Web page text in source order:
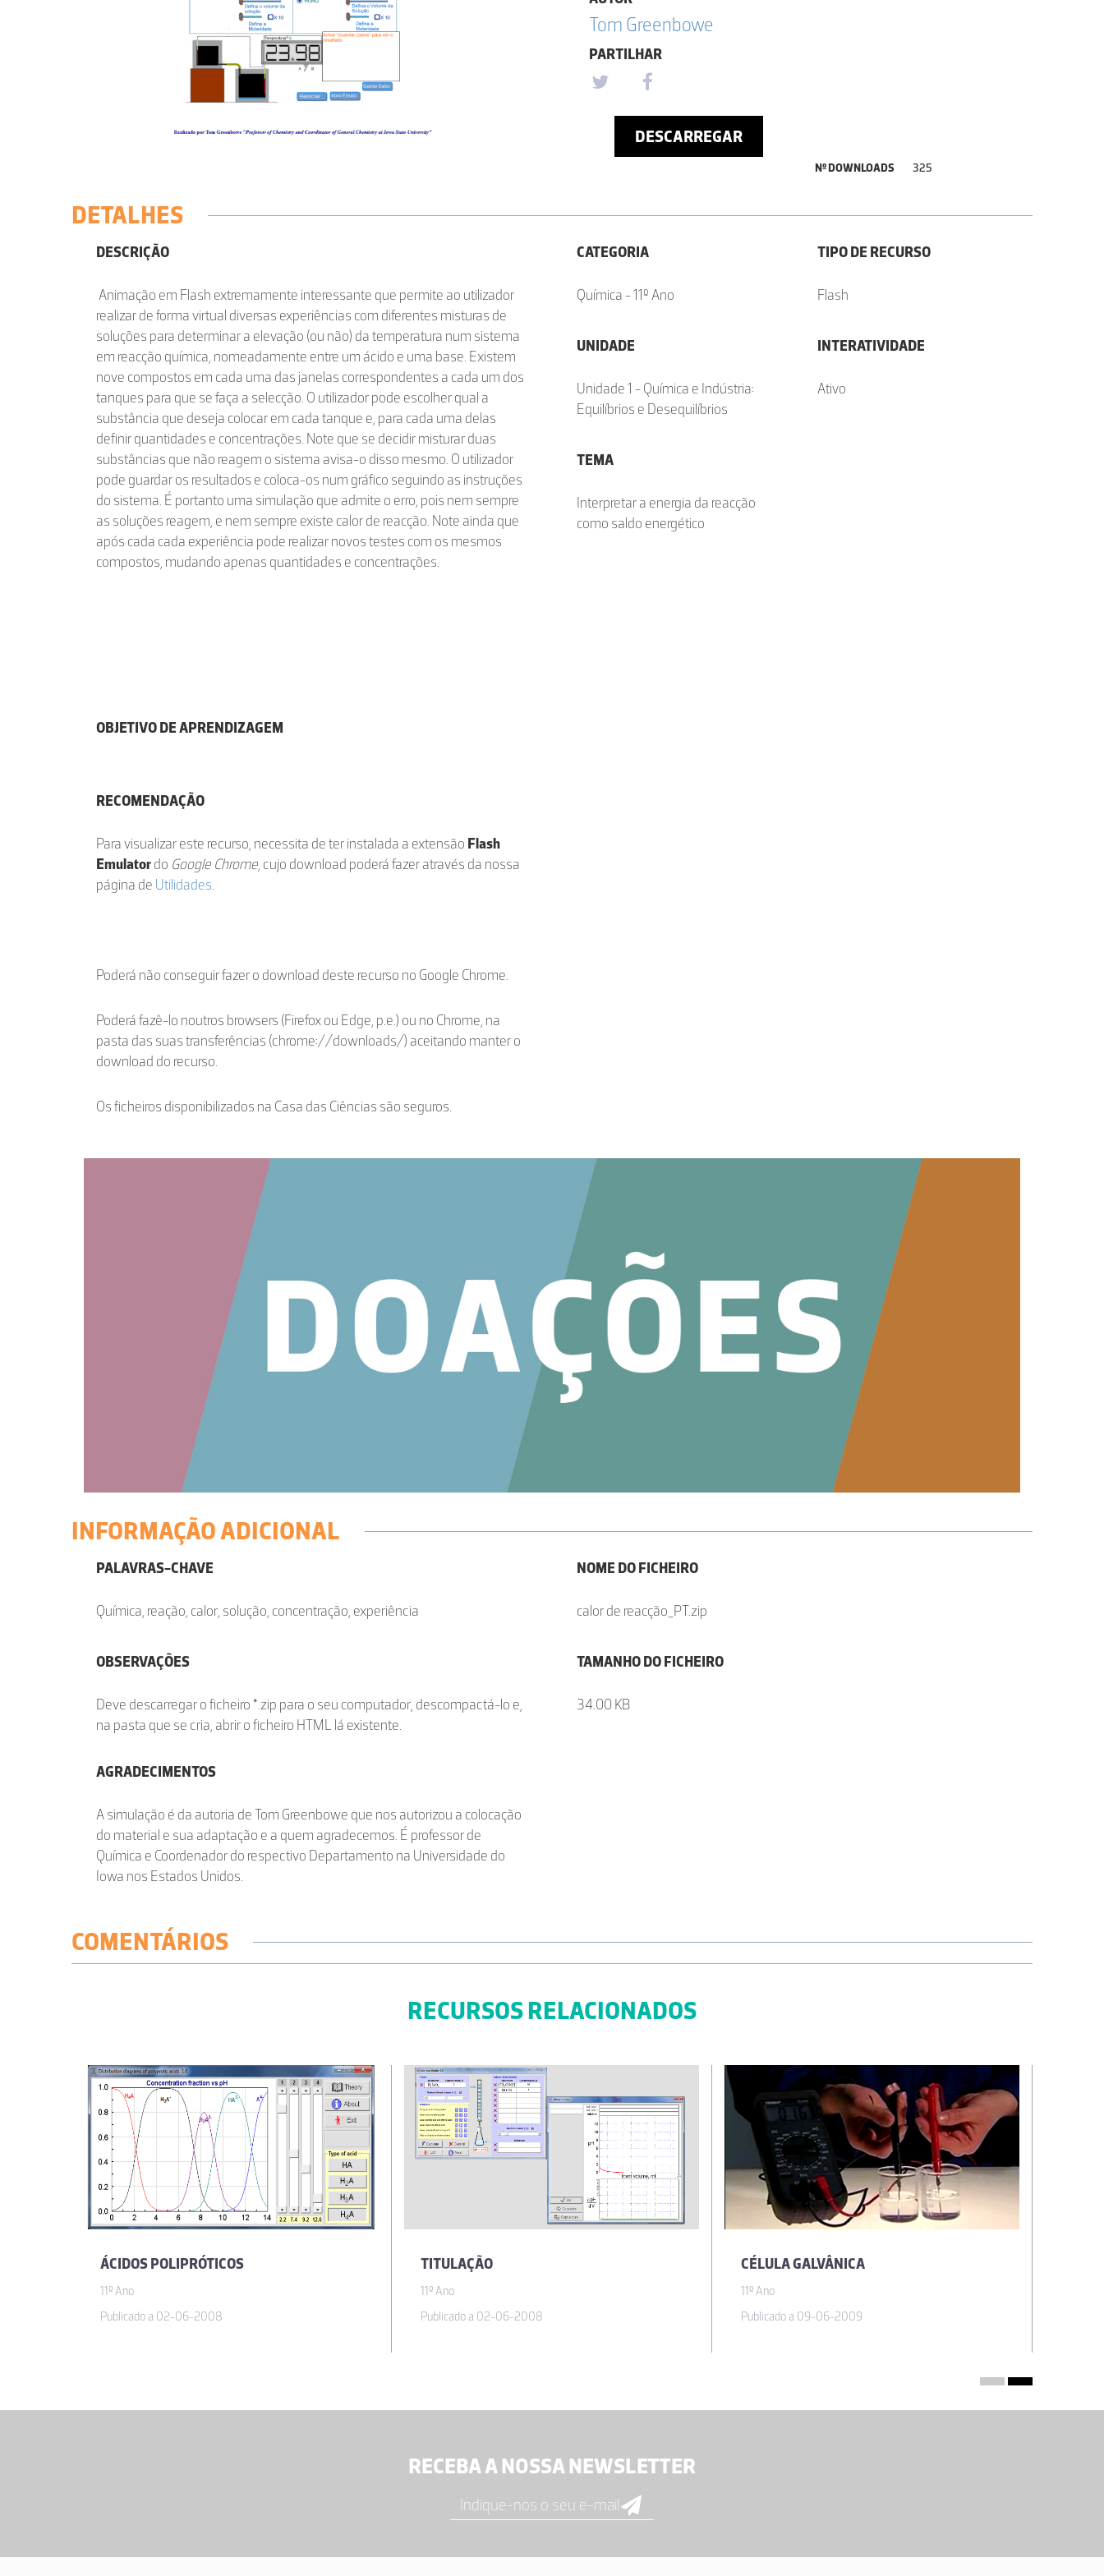
Tom Greenbowe
PARTILHAR
DESCARREGAR
Nº DOWNLOADS 325
DETALHES
DESCRIÇÃO
Animação em Flash extremamente interessante que permite ao utilizador
realizar de forma virtual diversas experiências com diferentes misturas de
soluções para determinar a elevação (ou não) da temperatura num sistema
em reacção química, nomeadamente entre um ácido e uma base. Existem
nove compostos em cada uma das janelas correspondentes a cada um dos
tanques para que se faça a selecção. O utilizador pode escolher qual a
substância que deseja colocar em cada tanque e, para cada uma delas
definir quantidades e concentrações. Note que se decidir misturar duas
substâncias que não reagem o sistema avisa-o disso mesmo. O utilizador
pode guardar os resultados e coloca-os num gráfico seguindo as instruções
do sistema. É portanto uma simulação que admite o erro, pois nem sempre
as soluções reagem, e nem sempre existe calor de reacção. Note ainda que
após cada cada experiência pode realizar novos testes com os mesmos
compostos, mudando apenas quantidades e concentrações.
OBJETIVO DE APRENDIZAGEM
RECOMENDAÇÃO
Para visualizar este recurso, necessita de ter instalada a extensão Flash
Emulatordo Google Chrome, cujo download poderá fazer através da nossa
página de Utilidades.
Poderá não conseguir fazer o download deste recurso no Google Chrome.
Poderá fazê-lo noutros browsers (Firefox ou Edge, p.e.) ou no Chrome, na
pasta das suas transferências (chrome://downloads/) aceitando manter o
download do recurso.
Os ficheiros disponibilizados na Casa das Ciências são seguros.
CATEGORIA
Química - 11º Ano
UNIDADE
Unidade 1 - Química e Indústria:
Equilíbrios e Desequilíbrios
TEMA
Interpretar a energia da reacção
como saldo energético
TIPO DE RECURSO
Flash
INTERATIVIDADE
Ativo
INFORMAÇÃO ADICIONAL
PALAVRAS-CHAVE
Química, reação, calor, solução, concentração, experiência
OBSERVAÇÕES
Deve descarregar o ficheiro *.zip para o seu computador, descompactá-lo e,
na pasta que se cria, abrir o ficheiro HTML lá existente.
AGRADECIMENTOS
A simulação é da autoria de Tom Greenbowe que nos autorizou a colocação
do material e sua adaptação e a quem agradecemos. É professor de
Química e Coordenador do respectivo Departamento na Universidade do
Iowa nos Estados Unidos.
NOME DO FICHEIRO
calor de reacção_PT.zip
TAMANHO DO FICHEIRO
34.00 KB
COMENTÁRIOS
RECURSOS RELACIONADOS
ÁCIDOS POLIPRÓTICOS
11º Ano
Publicado a 02-06-2008
TITULAÇÃO
11º Ano
Publicado a 02-06-2008
CÉLULA GALVÂNICA
11º Ano
Publicado a 09-06-2009
RECEBA A NOSSA NEWSLETTER